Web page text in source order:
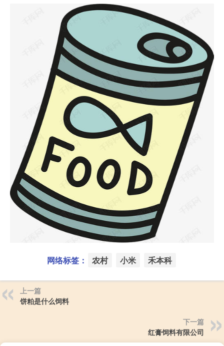
网络标签： 农村 小米 禾本科
上一篇
饼粕是什么饲料
下一篇
红膏饲料有限公司